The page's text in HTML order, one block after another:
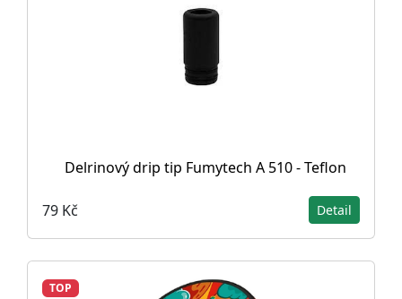
Delrinový drip tip Fumytech A 510 - Teflon
79 Kč Detail
TOP